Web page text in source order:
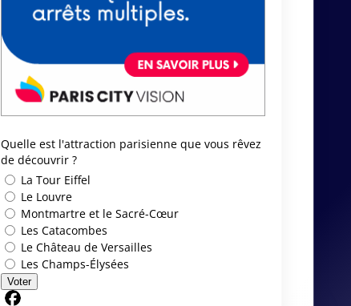
Quelle est l'attraction parisienne que vous rêvez
de découvrir ?
La Tour Eiffel
Le Louvre
Montmartre et le Sacré-Cœur
Les Catacombes
Le Château de Versailles
Les Champs-Élysées
Voter